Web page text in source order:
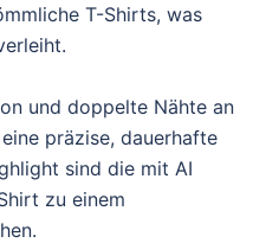
T-Shirts, was
und doppelte Nähte an
präzise, dauerhafte
sind die mit AI
zu einem